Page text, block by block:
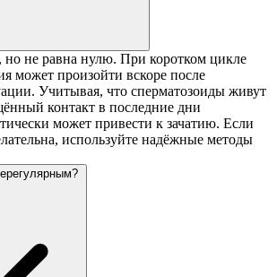
но не равна нулю. При коротком цикле
может произойти вскоре после
Учитывая, что сперматозоиды живут
контакт в последние дни
может привести к зачатию. Если
используйте надёжные методы